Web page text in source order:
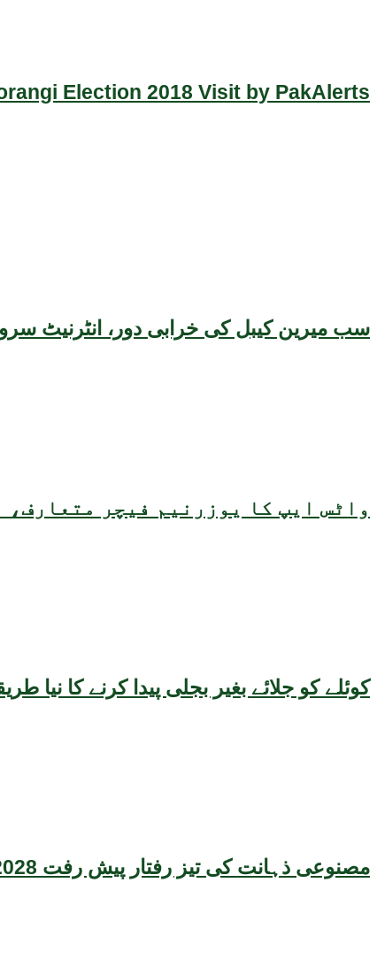
Election 2018 Visit by PakAlerts
سب میرین کیبل کی خرابی دور، انٹرنیٹ
واٹس ایپ کا یوزرنیم فیچر
کوئلے کو جلائے بغیر بجلی پیدا کرنے کا
مصنوعی ذہانت کی تیز رفتار پیش رفت 2028 تک عالمی معیشت کیلئے سنگین خطرہ بن سکتی ہے، نئی تحقیق کا انتباہ